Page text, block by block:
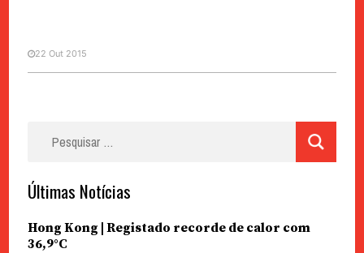
22 Out 2015
Últimas Notícias
Hong Kong | Registado recorde de calor com
36,9°C